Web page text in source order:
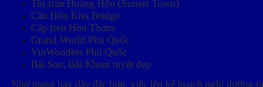
Thị trấn Hoàng Hôn (Sunset Town)
Cầu Hôn Kiss Bridge
Cáp treo Hòn Thơm
Grand World Phú Quốc
VinWonders Phú Quốc
Bãi Sao, Bãi Khem tuyệt đẹp
Nhờ mạng bay dày đặc hơn, việc lên kế hoạch nghỉ dưỡng